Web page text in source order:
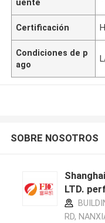
uente
Certificación
Condiciones de p
ago
SOBRE NOSOTROS
LTD.
RD,